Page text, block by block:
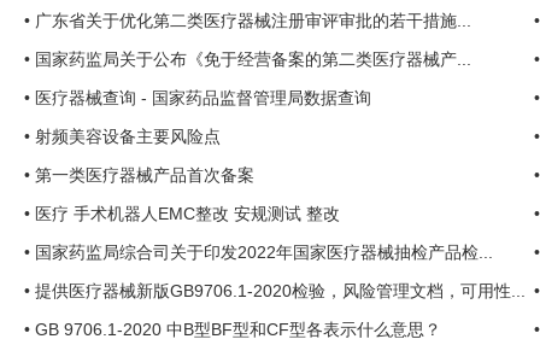
• 广东省关于优化第二类医疗器械注册审评审批的若干措施...
• 国家药监局关于公布《免于经营备案的第二类医疗器械产...
• 医疗器械查询 - 国家药品监督管理局数据查询
• 射频美容设备主要风险点
• 第一类医疗器械产品首次备案
• 医疗 手术机器人EMC整改 安规测试 整改
• 国家药监局综合司关于印发2022年国家医疗器械抽检产品检...
• 提供医疗器械新版GB9706.1-2020检验，风险管理文档，可用性...
• GB 9706.1-2020 中B型BF型和CF型各表示什么意思？